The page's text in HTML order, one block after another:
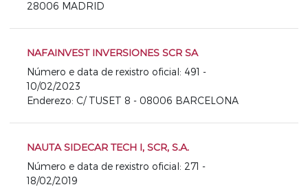
28006 MADRID
NAFAINVEST INVERSIONES SCR SA
Número e data de rexistro oficial: 491 -
10/02/2023
Enderezo: C/ TUSET 8 - 08006 BARCELONA
NAUTA SIDECAR TECH I, SCR, S.A.
Número e data de rexistro oficial: 271 -
18/02/2019